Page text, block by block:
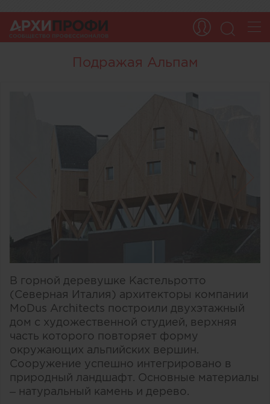
Подражая Альпам
В горной деревушке Кастельротто
(Северная Италия) архитекторы компании
MoDus Architects построили двухэтажный
дом с художественной студией, верхняя
часть которого повторяет форму
окружающих альпийских вершин.
Сооружение успешно интегрировано в
природный ландшафт. Основные материалы
– натуральный камень и дерево.